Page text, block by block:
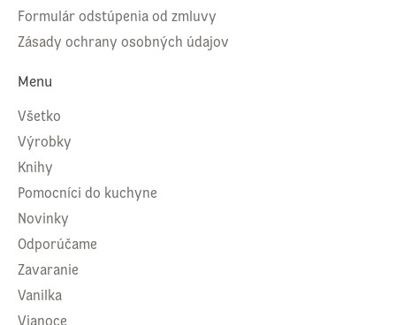
Formulár odstúpenia od zmluvy
Zásady ochrany osobných údajov
Menu
Všetko
Výrobky
Knihy
Pomocníci do kuchyne
Novinky
Odporúčame
Zavaranie
Vanilka
Vianoce